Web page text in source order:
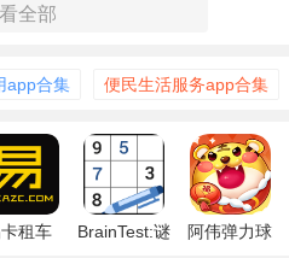
画片，涵盖多个热门IP，让孩
全部
app合集 便民生活服务app合集
租车
BrainTest:谜
阿伟弹力球